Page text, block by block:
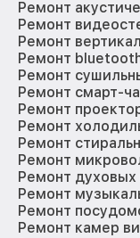
Ремонт
Ремонт
Ремонт
Ремонт
Ремонт
Ремонт смарт-
Ремонт
Ремонт
Ремонт
Ремонт
Ремонт
Ремонт
Ремонт
Ремонт камер